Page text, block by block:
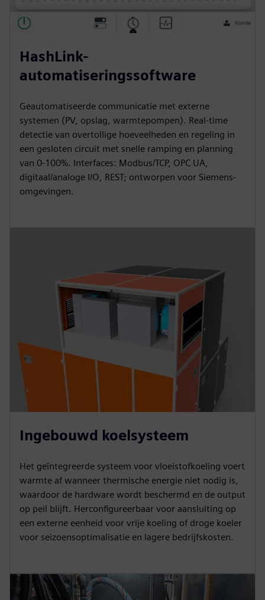
HashLink-
automatiseringssoftware
Geautomatiseerde communicatie met externe
systemen (PV, opslag, warmtepompen). Real-time
detectie van overtollige hoeveelheden en regeling in
een gesloten circuit met snelle ramping en planning
van 0-100%. Interfaces: Modbus/TCP, OPC UA,
digitaal/analoge I/O, REST; ontworpen voor Siemens-
omgevingen.
Ingebouwd koelsysteem
Het geïntegreerde systeem voor vloeistofkoeling voert
warmte af wanneer thermische energie niet nodig is,
waardoor de hardware wordt beschermd en de output
op peil blijft. Herconfigureerbaar voor aansluiting op
een externe eenheid voor vrije koeling of droge koeler
voor seizoensoptimalisatie en lagere bedrijfskosten.